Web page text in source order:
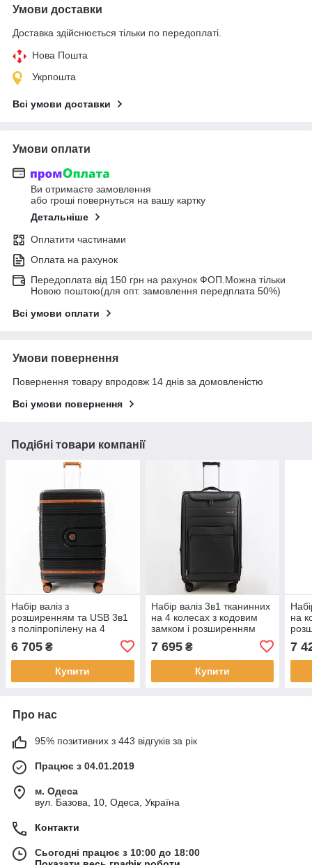
Умови доставки
Доставка здійснюється тільки по передоплаті.
Нова Пошта
Укрпошта
Всі умови доставки
Умови оплати
Ви отримаєте замовлення
або гроші повернуться на вашу картку
Детальніше
Оплатити частинами
Оплата на рахунок
Передоплата від 150 грн на рахунок ФОП.Можна тільки
Новою поштою(для опт. замовлення передплата 50%)
Всі умови оплати
Умови повернення
Повернення товару впродовж 14 днів за домовленістю
Всі умови повернення
Подібні товари компанії
Набір валіз з
розширенням та USB 3в1
з поліпропілену на 4
73/63/54 см твердий
корпус Cans
6 705 ₴
Купити
Набір валіз 3в1 тканинних
на 4 колесах з кодовим
замком і розширенням
78/68/57 см м'який корпус
Cans
7 695₴
Купити
на
7
Про нас
95% позитивних з 443 відгуків за рік
Працює з 04.01.2019
м. Одеса
вул. Базова, 10, Одеса, Україна
Контакти
Сьогодні працює з 10:00 до 18:00